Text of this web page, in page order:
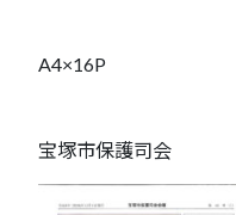
A4×16P
宝塚市保護司会